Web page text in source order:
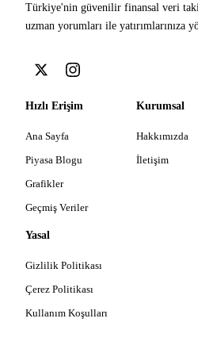
Türkiye'nin güvenilir finansal veri
uzman yorumları ile yatırımlarınıza
Hızlı Erişim
Ana Sayfa
Piyasa Blogu
Grafikler
Geçmiş Veriler
Kurumsal
Hakkımızda
İletişim
Yasal
Gizlilik Politikası
Çerez Politikası
Kullanım Koşulları